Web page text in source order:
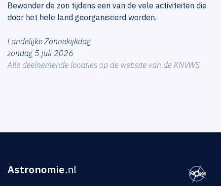
Bewonder de zon tijdens een van de vele activiteiten die
door het hele land georganiseerd worden.
Landelijke Zonnekijkdag
zondag 5 juli 2026
Alle deelnemende locaties op de website van de KNVWS
Astronomie.nl